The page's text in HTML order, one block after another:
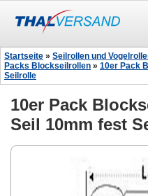
Startseite » Seilrollen und
Packs Blockseilrollen » 10er Pack
Seilrolle
10er Pack
Seil 10mm fest